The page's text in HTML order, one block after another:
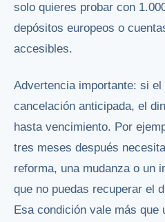
solo quieres probar con
depósitos europeos o
accesibles.
Advertencia importante: si
cancelación anticipada, el
hasta vencimiento. Por
tres meses después
reforma, una mudanza o un
que no puedas recuperar el
Esa condición vale más que